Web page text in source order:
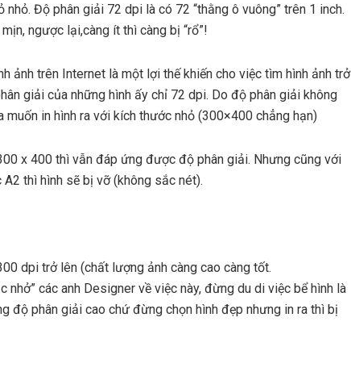
Độ phân giải 72 dpi là có 72 “thằng ô vuông” trên 1 inch.
ngược lại,càng ít thì càng bị “rổ”!
ảnh trên Internet là một lợi thế khiến cho việc tìm hình ảnh trở
giải của những hình ấy chỉ 72 dpi. Do độ phân giải không
in hình ra với kích thước nhỏ (300×400 chẳng hạn)
x 400 thì vẫn đáp ứng được độ phân giải. Nhưng cũng với
thì hình sẽ bị vỡ (không sắc nét).
dpi trở lên (chất lượng ảnh càng cao càng tốt.
nhở” các anh Designer về việc này, đừng du di việc bể hình là
độ phân giải cao chứ đừng chọn hình đẹp nhưng in ra thì bị